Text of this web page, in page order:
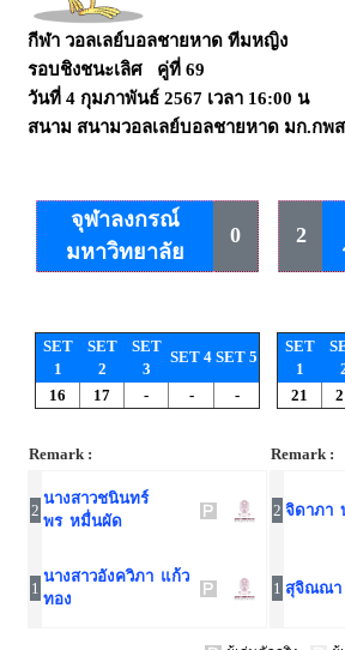
กีฬา วอลเลย์บอลชายหาด ทีมหญิง
รอบชิงชนะเลิศ คู่ที่ 69
วันที่ 4 กุมภาพันธ์ 2567 เวลา 16:00 น
สนาม สนามวอลเลย์บอลชายหาด มก.กพ
จุฬาลงกรณ์
มหาวิทยาลัย
0
SET
1
SET
2
SET
3
SET 4 SET 5
16 17 - - -
Remark :
2
นางสาวชนินทร์
พร หมื่นผัด
1
นางสาวอังควิภา แก้ว
ทอง
2
SET
1
21
Remark :
2 จิดาภา
1 สุจิณณา